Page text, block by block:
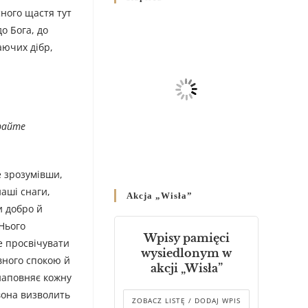
щастя тут
Бога, до
дібр,
зрозумівши,
снаги,
добро й
просвічувати
спокою й
кожну
визволить
Родин
Справ Молоді та встановленя
складу Катихитичної Комісії
днях 2-12 липня 2024 р.”
Декрет єпископів
Перемисько-Варшавської
Митрополії стосовно
звершування Божественної
літургії
Akcja „Wisła”
Wpisy pamięci
wysiedlonym w
akcji „Wisła”
ZOBACZ LISTĘ / DODAJ WPIS